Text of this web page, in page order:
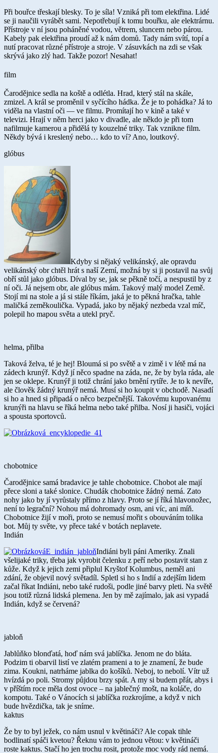
Při bouřce třeskají blesky. To je síla! Vzniká při tom elektřina. Lidé
se ji naučili vyrábět sami. Nepotřebují k tomu bouřku, ale elektrárnu.
Přístroje v ní jsou poháněné vodou, větrem, sluncem nebo párou.
Kabely pak elektřina proudí až k nám domů. Tady nám svítí, topí a
nutí pracovat různé přístroje a stroje. V zásuvkách na zdi se však
skrývá jako zlý had. Takže pozor! Nesahat!
film
Čarodějnice sedla na koště a odlétla. Hrad, který stál na skále,
zmizel. A král se proměnil v syčícího hádka. Že je to pohádka? Já to
viděla na vlastní oči — ve filmu. Promítají ho v kině a také v
televizi. Hrají v něm herci jako v divadle, ale někdo je při tom
nafilmuje kamerou a přidělá ty kouzelné triky. Tak vznikne film.
Někdy bývá i kreslený nebo… kdo to ví? Ano, loutkový.
glóbus
Kdyby si nějaký velikánský, ale opravdu
velikánský obr chtěl hrát s naší Zemí, možná by si ji postavil na svůj
obří stůl jako glóbus. Díval by se, jak se pěkně točí, a nespustil by z
ní oči. Já nejsem obr, ale glóbus mám. Takový malý model Země.
Stojí mi na stole a já si stále říkám, jaká je to pěkná hračka, tahle
maličká zeměkoulička. Vypadá, jako by nějaký nezbeda vzal míč,
polepil ho mapou světa a utekl pryč.
helma, přilba
Taková želva, té je hej! Bloumá si po světě a v zimě i v létě má na
zádech krunýř. Když jí něco spadne na záda, ne, že by byla ráda, ale
jen se oklepe. Krunýř ji totiž chrání jako brnění rytíře. Je to k nevíře,
ale člověk žádný krunýř nemá. Musí si ho koupit v obchodě. Nasadí
si ho a hned si připadá o něco bezpečnější. Takovému kupovanému
krunýři na hlavu se říká helma nebo také přilba. Nosí ji hasiči, vojáci
a spousta sportovců.
chobotnice
Čarodějnice samá bradavice je tahle chobotnice. Chobot ale mají
přece sloni a také slonice. Chudák chobotnice žádný nemá. Zato
nohy jako by jí vyrůstaly přímo z hlavy. Proto se jí říká hlavonožec,
není to legrační? Nohou má dohromady osm, ani víc, ani míň.
Chobotnice žijí v moři, proto se nemusí mořit s obouváním tolika
bot. Můj ty světe, vy přece také v botách neplavete.
Indián
Indiáni byli páni Ameriky. Znali
všelijaké triky, třeba jak vyrobit čelenku z peří nebo postavit stan z
kůže. Když k jejich zemi připlul Kryštof Kolumbus, neměl ani
zdání, že objevil nový světadíl. Spletl si ho s Indií a zdejším lidem
začal říkat Indiáni, nebo také rudoši, podle jiné barvy pleti. Na světě
jsou totiž různá lidská plemena. Jen by mě zajímalo, jak asi vypadá
Indián, když se červená?
jabloň
Jablůňko blonďatá, hoď nám svá jablíčka. Jenom ne do bláta.
Podzim ti obarvil listí ve zlatém prameni a to je znamení, že bude
zima. Koukni, natrháme jablka do košíků. Neboj, to nebolí. Vítr už
hvízdá po poli. Stromy půjdou brzy spát. A my si budem přát, abys i
v příštím roce měla dost ovoce – na jablečný mošt, na koláče, do
kompotu. Také o Vánocích si jablíčka rozkrojíme, a když v nich
bude hvězdička, tak je sníme.
kaktus
Že by to byl ježek, co nám usnul v květináči? Ale copak tihle
bodlinatí spáči kvetou? Řeknu vám to jednou větou: v květináči
roste kaktus. Stačí ho jen trochu rosit, protože moc vody rád nemá.